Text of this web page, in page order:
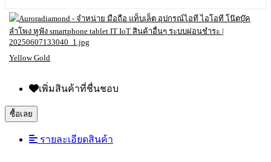
Yellow Gold
เพิ่มสินค้าที่ชื่นชอบ
ซื้อเลย
รายละเอียดสินค้า